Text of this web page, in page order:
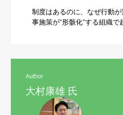
制度はあるのに、なぜ行動
事施策が“形骸化”する組織で
Author
大村康雄 氏